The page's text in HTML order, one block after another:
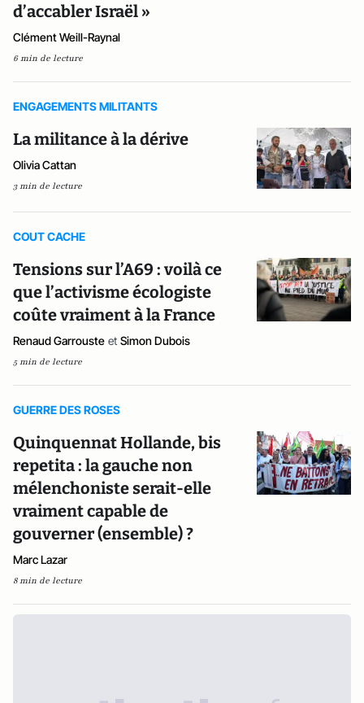
d’accabler Israël »
Clément Weill-Raynal
6 min de lecture
ENGAGEMENTS MILITANTS
La militance à la dérive
Olivia Cattan
3 min de lecture
COUT CACHE
Tensions sur l’A69 : voilà ce
que l’activisme écologiste
coûte vraiment à la France
Renaud Garrouste et Simon Dubois
5 min de lecture
GUERRE DES ROSES
Quinquennat Hollande, bis
repetita : la gauche non
mélenchoniste serait-elle
vraiment capable de
gouverner (ensemble) ?
Marc Lazar
8 min de lecture